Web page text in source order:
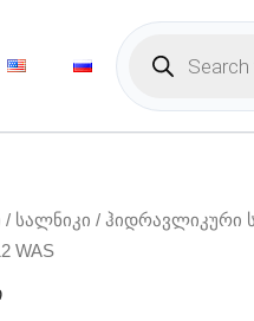
Products
search
/ სალნიკი / ჰიდრავლიკური
WAS